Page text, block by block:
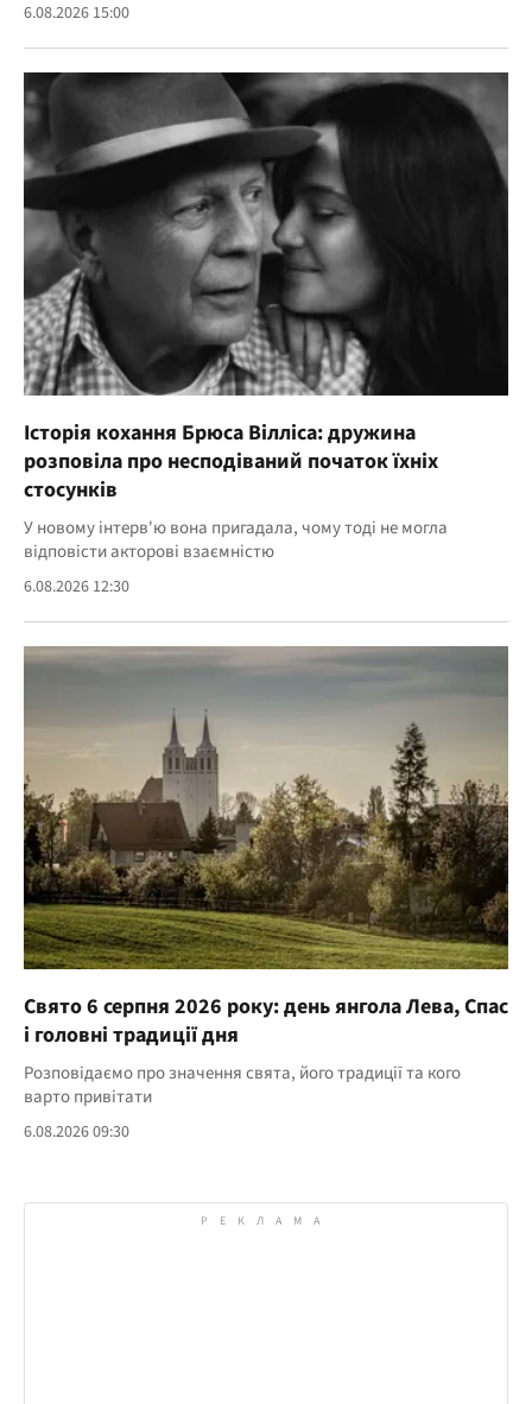
6.08.2026 15:00
Історія кохання Брюса Вілліса: дружина
розповіла про несподіваний початок їхніх
стосунків
У новому інтерв'ю вона пригадала, чому тоді не могла
відповісти акторові взаємністю
6.08.2026 12:30
Свято 6 серпня 2026 року: день янгола Лева, Спас
і головні традиції дня
Розповідаємо про значення свята, його традиції та кого
варто привітати
6.08.2026 09:30